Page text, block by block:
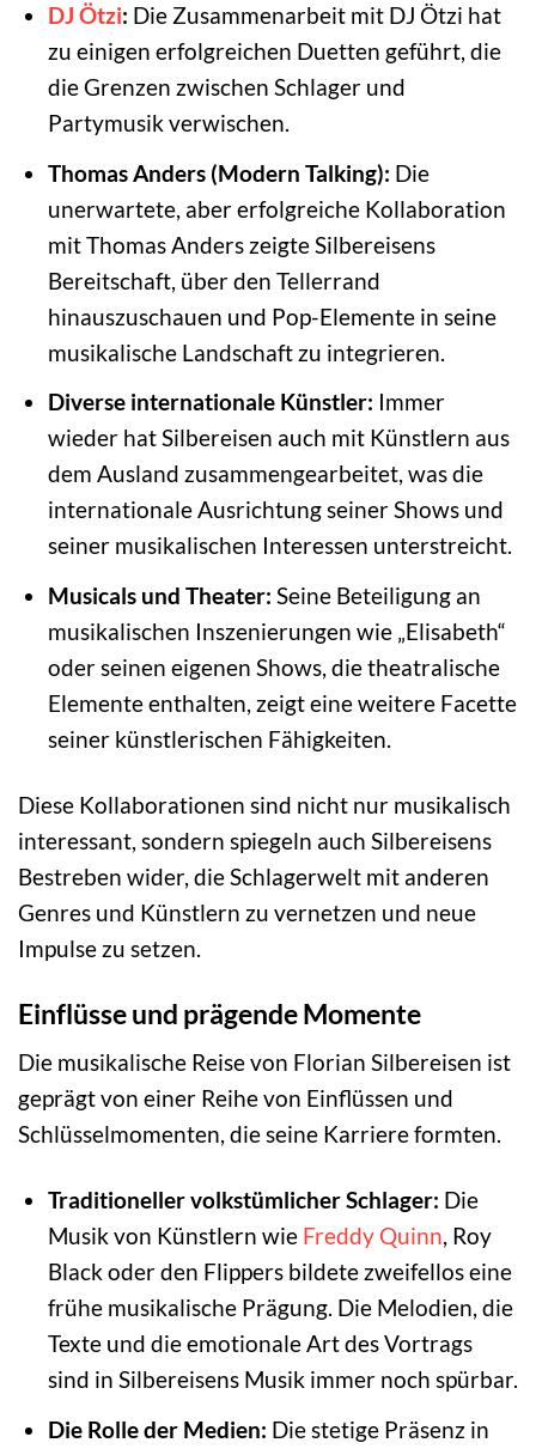
DJ Ötzi: Die Zusammenarbeit mit DJ Ötzi hat
zu einigen erfolgreichen Duetten geführt, die
die Grenzen zwischen Schlager und
Partymusik verwischen.
Thomas Anders (Modern Talking): Die
unerwartete, aber erfolgreiche Kollaboration
mit Thomas Anders zeigte Silbereisens
Bereitschaft, über den Tellerrand
hinauszuschauen und Pop-Elemente in seine
musikalische Landschaft zu integrieren.
Diverse internationale Künstler: Immer
wieder hat Silbereisen auch mit Künstlern aus
dem Ausland zusammengearbeitet, was die
internationale Ausrichtung seiner Shows und
seiner musikalischen Interessen unterstreicht.
Musicals und Theater: Seine Beteiligung an
musikalischen Inszenierungen wie „Elisabeth“
oder seinen eigenen Shows, die theatralische
Elemente enthalten, zeigt eine weitere Facette
seiner künstlerischen Fähigkeiten.
Diese Kollaborationen sind nicht nur musikalisch
interessant, sondern spiegeln auch Silbereisens
Bestreben wider, die Schlagerwelt mit anderen
Genres und Künstlern zu vernetzen und neue
Impulse zu setzen.
Einflüsse und prägende Momente
Die musikalische Reise von Florian Silbereisen ist
geprägt von einer Reihe von Einflüssen und
Schlüsselmomenten, die seine Karriere formten.
Traditioneller volkstümlicher Schlager: Die
Musik von Künstlern wie Freddy Quinn, Roy
Black oder den Flippers bildete zweifellos eine
frühe musikalische Prägung. Die Melodien, die
Texte und die emotionale Art des Vortrags
sind in Silbereisens Musik immer noch spürbar.
Die Rolle der Medien: Die stetige Präsenz in